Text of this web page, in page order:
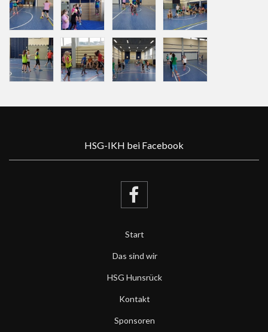
HSG-IKH bei Facebook
Start
Das sind wir
HSG Hunsrück
Kontakt
Sponsoren